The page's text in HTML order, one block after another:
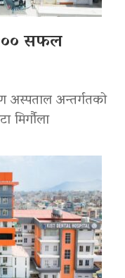
२०० सफल
अन्तर्गतको
मिर्गौला